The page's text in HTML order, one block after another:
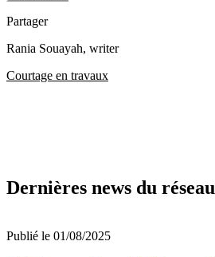
Partager
Rania Souayah, writer
Courtage en travaux
Dernières news du réseau
Publié le 01/08/2025